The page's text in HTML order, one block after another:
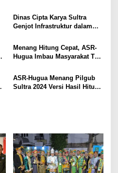
Pemerataan
Dinas Cipta Karya Sultra
Genjot Infrastruktur dalam
Hugua
Menang Hitung Cepat, ASR-
Hugua Imbau Masyarakat Tak
ASR-Hugua Menang Pilgub
Sultra 2024 Versi Hasil Hitung